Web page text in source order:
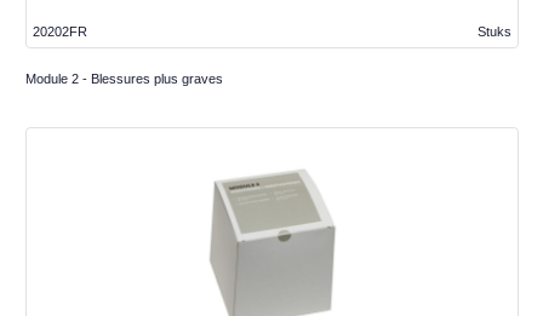
Stuks
20202FR
Module 2 - Blessures plus graves